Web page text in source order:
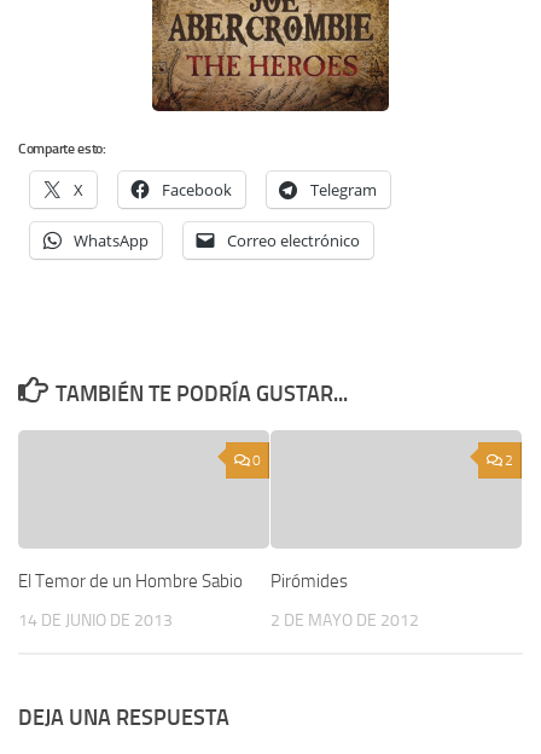
Comparte esto:
X Facebook Telegram
WhatsApp Correo electrónico
TAMBIÉN TE PODRÍA GUSTAR...
0
El Temor de un Hombre Sabio
14 DE JUNIO DE 2013
2
Pirómides
2 DE MAYO DE 2012
DEJA UNA RESPUESTA